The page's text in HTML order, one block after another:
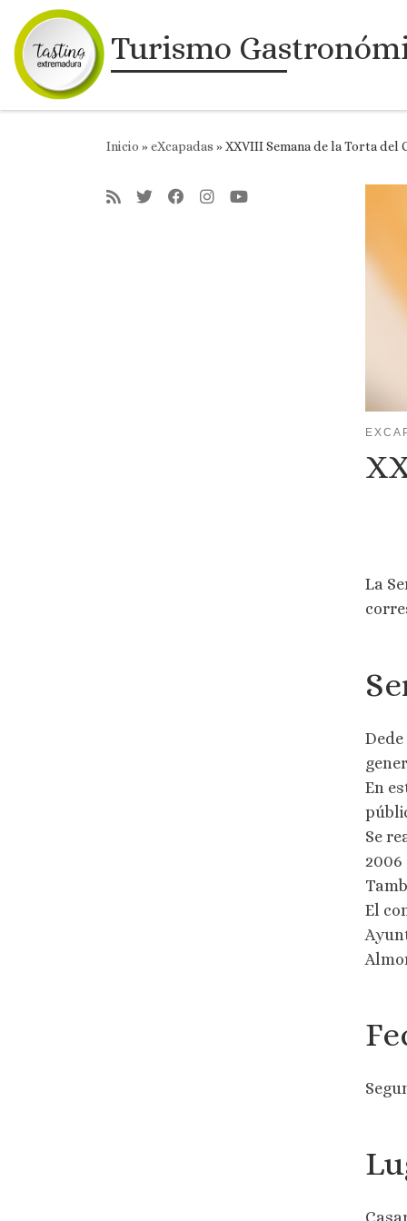
Saltar al contenido
Turismo
Inicio »eXcapadas »XXVIII Semana de la Torta del
La
En
Se
2006
El